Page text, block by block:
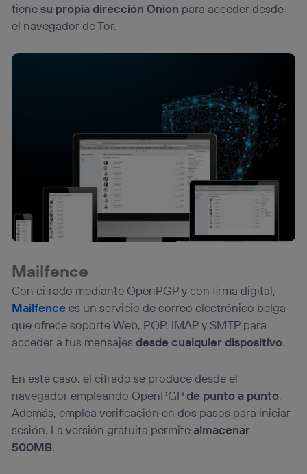
tienesu propia dirección Onion para acceder desde
el navegador de Tor.
Mailfence
Con cifrado mediante OpenPGP y con firma digital,
Mailfencees un servicio de correo electrónico belga
que ofrece soporte Web, POP, IMAP y SMTP para
acceder a tus mensajesdesde cualquier dispositivo.
En este caso, el cifrado se produce desde el
navegador empleando OpenPGPde punto a punto.
Además, emplea verificación en dos pasos para iniciar
sesión. La versión gratuita permite almacenar
500MB.